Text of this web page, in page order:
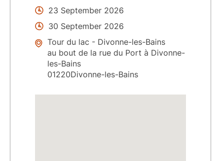
23 September 2026
30 September 2026
Tour du lac - Divonne-les-Bains
au bout de la rue du Port à Divonne-
les-Bains
01220Divonne-les-Bains